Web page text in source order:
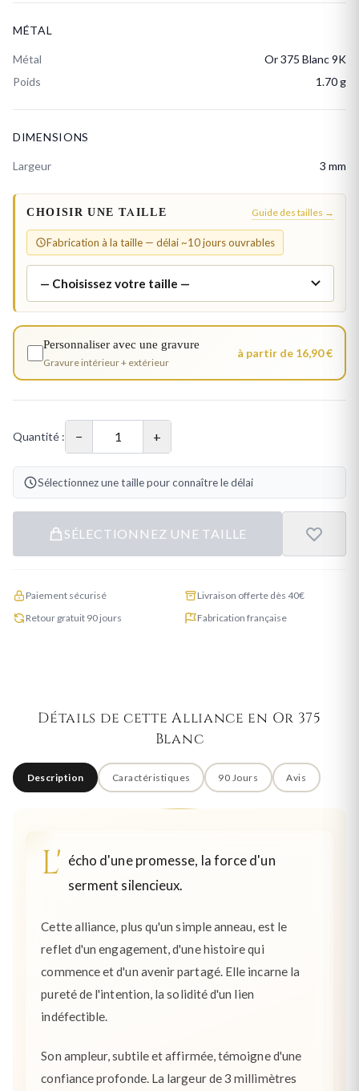
MÉTAL
Métal
Or 375 Blanc 9K
Poids
1.70 g
DIMENSIONS
Largeur 3 mm
CHOISIR UNE TAILLE Guide des tailles →
Fabrication à la taille — délai ~10 jours ouvrables
Personnaliser avec une gravure
Gravure intérieur + extérieur
à partir de 16,90 €
Quantité : − +
Sélectionnez une taille pour connaître le délai
SÉLECTIONNEZ UNE TAILLE
Paiement sécurisé
Livraison offerte dès 40€
Retour gratuit 90 jours
Fabrication française
Détails de cette Alliance en Or 375
Blanc
Description Caractéristiques 90 Jours Avis
L' écho d'une promesse, la force d'un
serment silencieux.
Cette alliance, plus qu'un simple anneau, est le
reflet d'un engagement, d'une histoire qui
commence et d'un avenir partagé. Elle incarne la
pureté de l'intention, la solidité d'un lien
indéfectible.
Son ampleur, subtile et affirmée, témoigne d'une
confiance profonde. La largeur de 3 millimètres